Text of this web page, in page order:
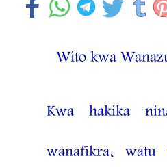
Wito kwa
Kwa hakika
wanafikra,